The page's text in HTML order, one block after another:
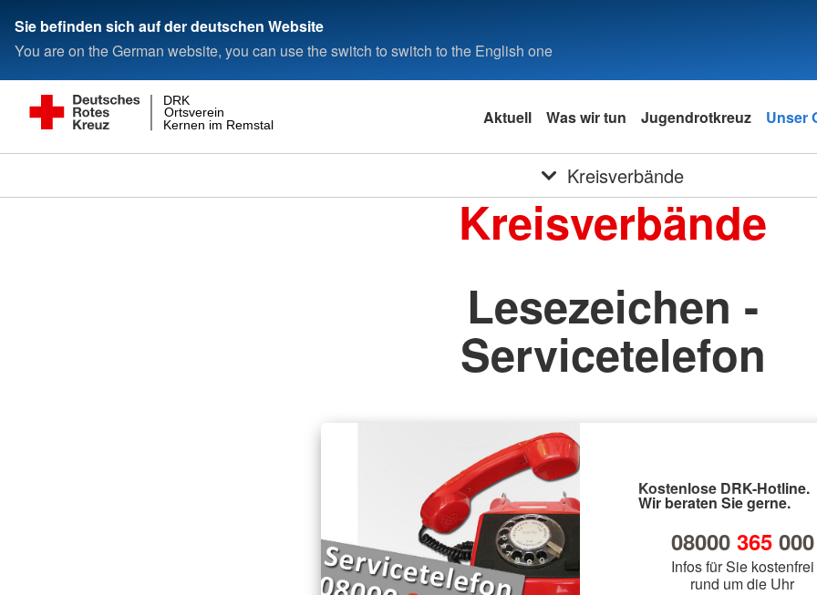
Sie befinden sich auf der deutschen Website
You are on the German website, you can use the switch to switch to the English one
Kernen im Remstal
Ortsverein
DRK
Aktuell Was wir tun Jugendrotkreuz Unser
Kreisverbände
Kreisverbände
Lesezeichen -
Servicetelefon
Kostenlose DRK-Hotline.
Wir beraten Sie gerne.
08000 365000
Infos für Sie kostenfrei
rund um die Uhr